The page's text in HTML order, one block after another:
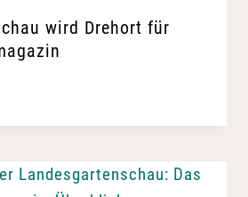
wird Drehort für